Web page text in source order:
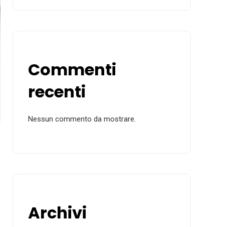
Commenti
recenti
Nessun commento da mostrare.
Archivi